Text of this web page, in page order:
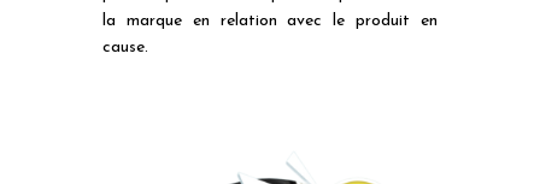
la marque en relation avec le produit en
cause.